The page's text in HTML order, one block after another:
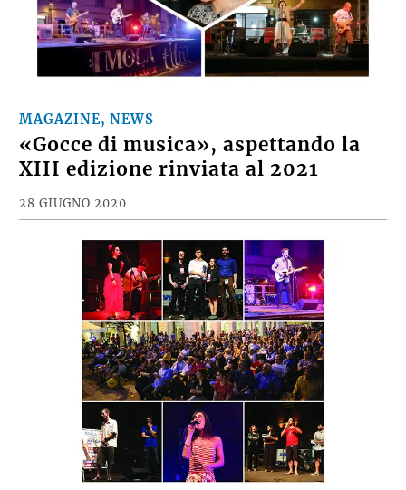
MAGAZINE, NEWS
«Gocce di musica», aspettando la
XIII edizione rinviata al 2021
28 GIUGNO 2020